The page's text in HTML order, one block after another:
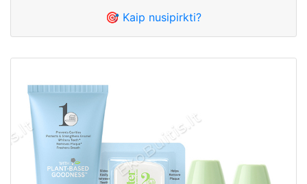
🎯 Kaip nusipirkti?